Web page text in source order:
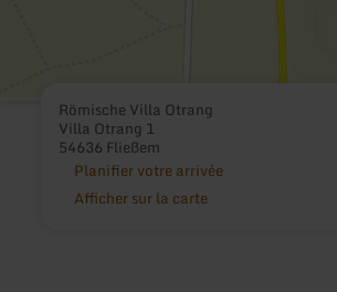
Römische Villa Otrang
Villa Otrang 1
54636 Fließem
Planifier votre arrivée
Afficher sur la carte